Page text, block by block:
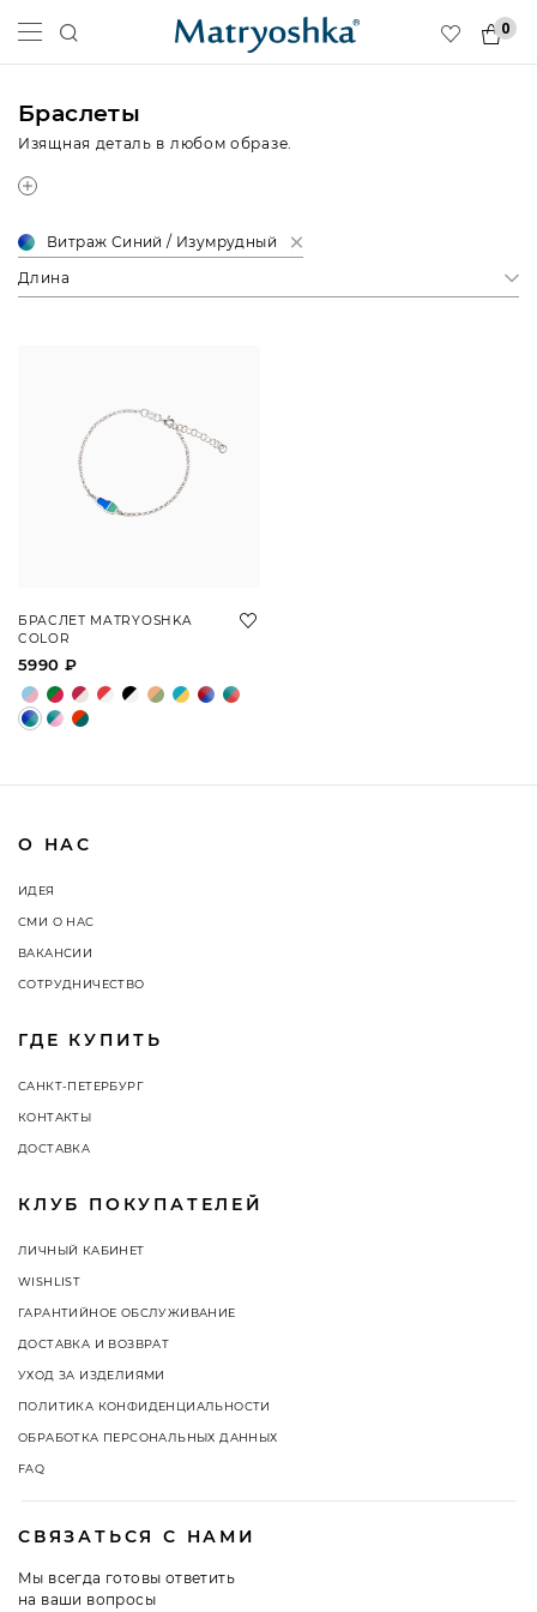
0
Браслеты
Изящная деталь в любом образе.
Витраж Синий / Изумрудный
Длина
БРАСЛЕТ MATRYOSHKA
COLOR
5990 ₽
О НАС
ИДЕЯ
СМИ О НАС
ВАКАНСИИ
СОТРУДНИЧЕСТВО
ГДЕ КУПИТЬ
САНКТ-ПЕТЕРБУРГ
КОНТАКТЫ
ДОСТАВКА
КЛУБ ПОКУПАТЕЛЕЙ
ЛИЧНЫЙ КАБИНЕТ
WISHLIST
ГАРАНТИЙНОЕ ОБСЛУЖИВАНИЕ
ДОСТАВКА И ВОЗВРАТ
УХОД ЗА ИЗДЕЛИЯМИ
ПОЛИТИКА КОНФИДЕНЦИАЛЬНОСТИ
ОБРАБОТКА ПЕРСОНАЛЬНЫХ ДАННЫХ
FAQ
СВЯЗАТЬСЯ С НАМИ
Мы всегда готовы ответить
на ваши вопросы